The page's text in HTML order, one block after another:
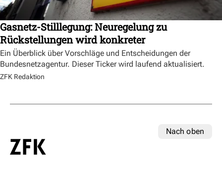
Gasnetz-Stilllegung: Neuregelung zu
Rückstellungen wird konkreter
Ein Überblick über Vorschläge und Entscheidungen der
Bundesnetzagentur. Dieser Ticker wird laufend aktualisiert.
ZFK Redaktion
Nach oben